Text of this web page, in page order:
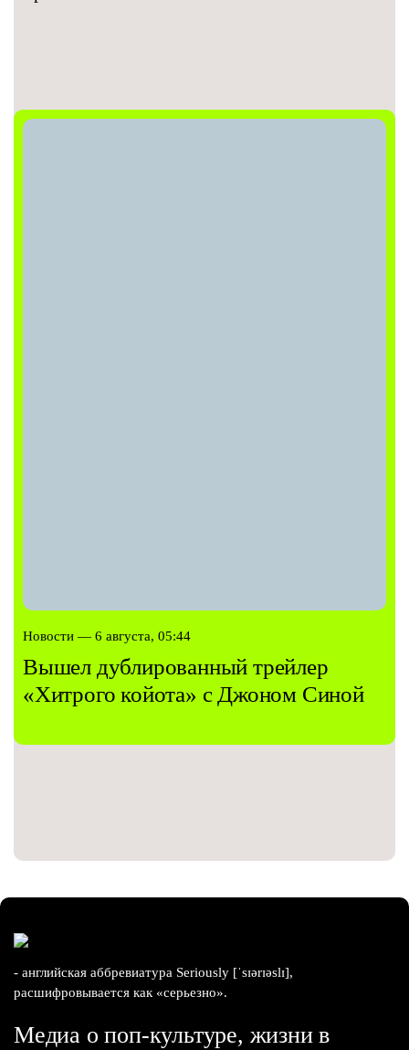
Новости — 6 августа, 05:44
Вышел дублированный трейлер
«Хитрого койота» с Джоном Синой
- английская аббревиатура Seriously [ˈsɪərɪəslɪ],
расшифровывается как «серьезно».
Медиа о поп-культуре, жизни в